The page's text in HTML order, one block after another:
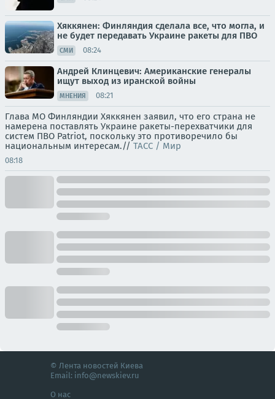
Хяккянен: Финляндия сделала все, что могла, и
не будет передавать Украине ракеты для ПВО
СМИ 08:24
Андрей Клинцевич: Американские генералы
ищут выход из иранской войны
МНЕНИЯ 08:21
Глава МО Финляндии Хяккянен заявил, что его страна не
намерена поставлять Украине ракеты-перехватчики для
систем ПВО Patriot, поскольку это противоречило бы
национальным интересам.// ТАСС / Мир
08:18
© Лента новостей Киева
Email: info@newskiev.ru
О нас